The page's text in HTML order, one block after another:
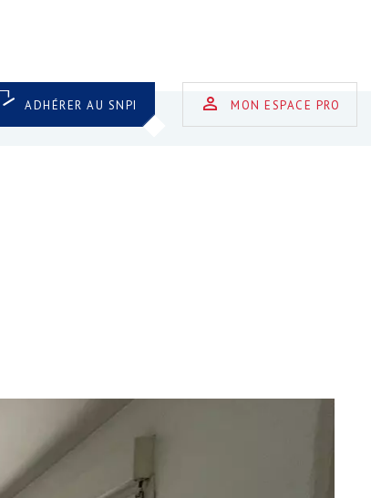
ADHÉRER AU SNPI MON ESPACE PRO